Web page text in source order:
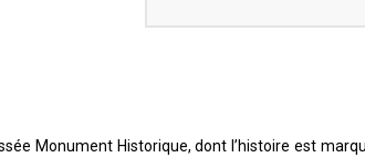
Monument Historique, dont l’histoire est